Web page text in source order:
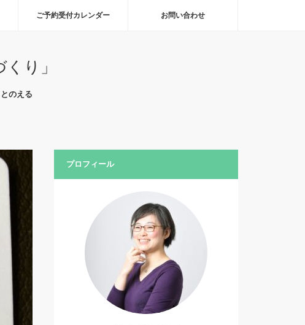
ご予約受付カレンダー お問い合わせ
り」
のえる
プロフィール